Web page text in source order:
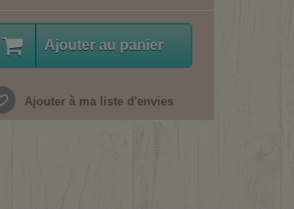
Ajouter au panier
Ajouter à ma liste d'envies